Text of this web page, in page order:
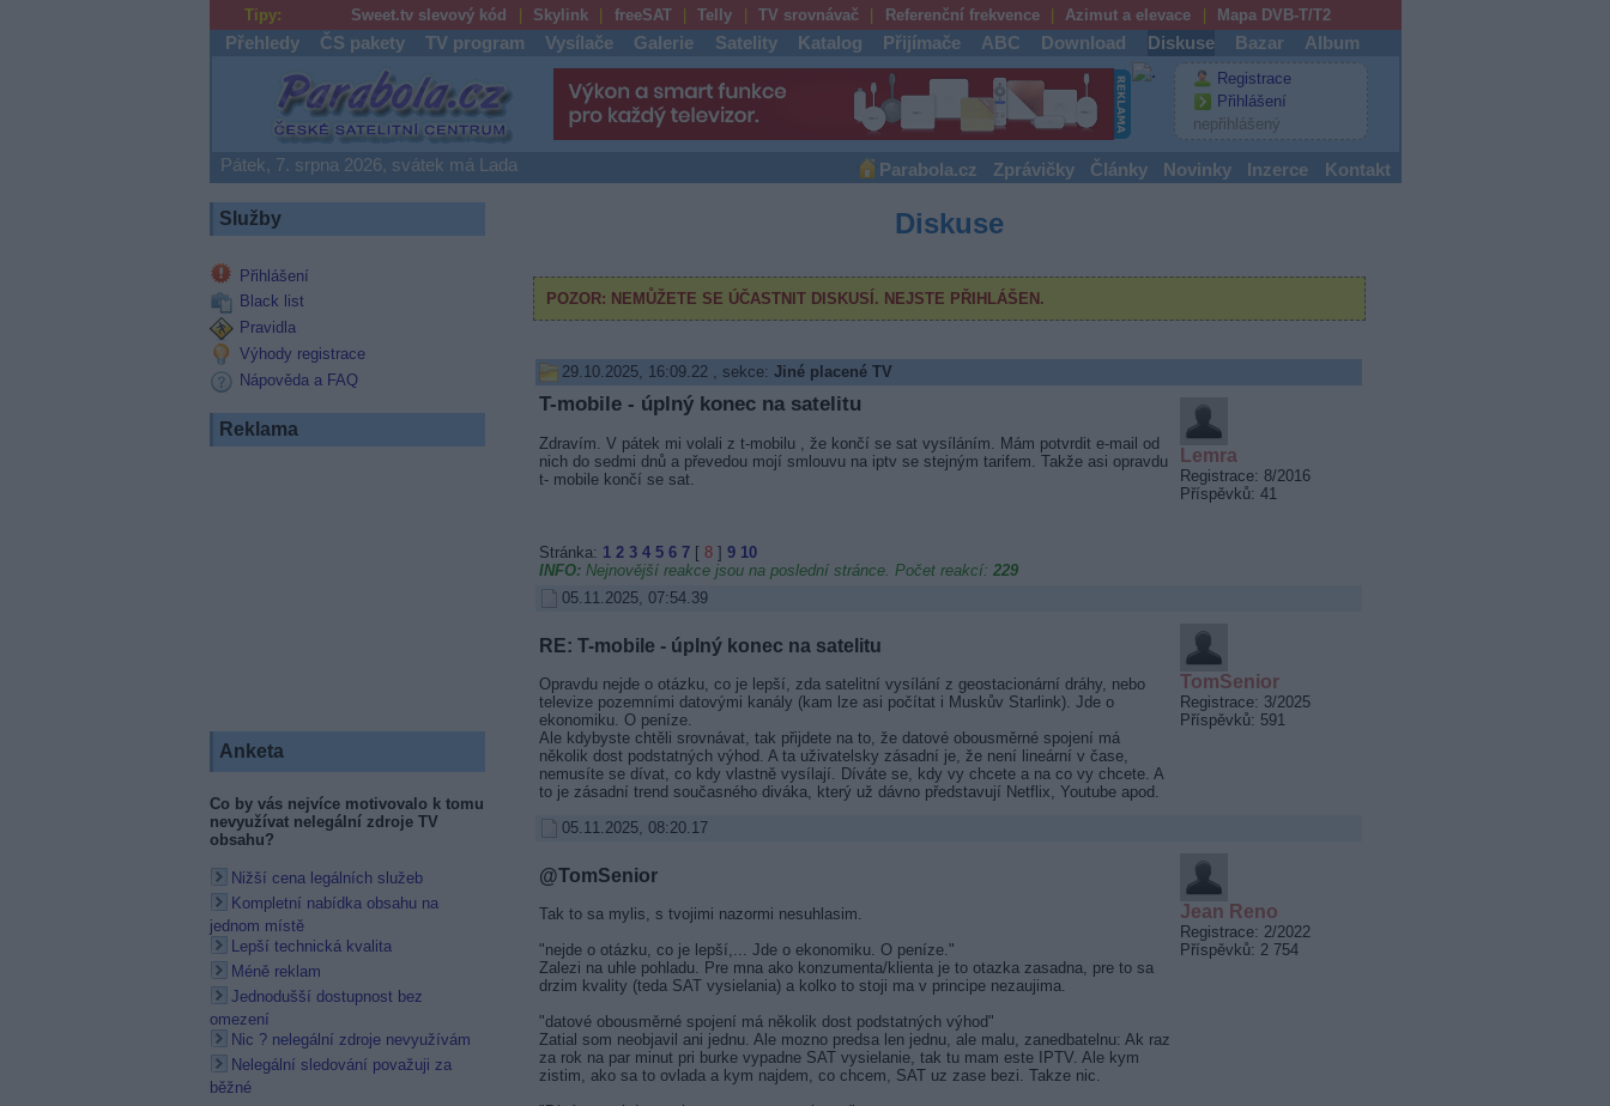
Tipy: Sweet.tv slevový kód Skylink freeSAT Telly TV srovnávač Referenční frekvence Azimut a elevace Mapa DVB-T/T2
Přehledy ČS pakety TV program Vysílače Galerie Satelity Katalog Přijímače ABC Download Diskuse Bazar Album
Parabola.cz
Registrace
Přihlášení
nepřihlášený
Pátek, 7. srpna 2026, svátek má Lada Parabola.cz Zprávičky Články Novinky Inzerce Kontakt
Služby
Přihlášení
Black list
Pravidla
Výhody registrace
Nápověda a FAQ
Reklama
Anketa
Co by vás nejvíce motivovalo k tomu
nevyužívat nelegální zdroje TV
obsahu?
Nižší cena legálních služeb
Kompletní nabídka obsahu na
jednom místě
Lepší technická kvalita
Méně reklam
Jednodušší dostupnost bez
omezení
Nic ? nelegální zdroje nevyužívám
Nelegální sledování považuji za
běžné
Diskuse
29.10.2025, 16:09.22 , sekce: Jiné placené TV
T-mobile - úplný konec na satelitu
Zdravím. V pátek mi volali z t-mobilu , že končí se sat vysíláním. Mám potvrdit e-mail od
nich do sedmi dnů a převedou mojí smlouvu na iptv se stejným tarifem. Takže asi opravdu
t- mobile končí se sat.
Lemra
Registrace: 8/2016
Příspěvků: 41
Stránka: 1 2 3 4 5 6 7 [ 8 ] 9 10
INFO: Nejnovější reakce jsou na poslední stránce. Počet reakcí: 229
05.11.2025, 07:54.39
RE: T-mobile - úplný konec na satelitu
Opravdu nejde o otázku, co je lepší, zda satelitní vysílání z geostacionární dráhy, nebo
televize pozemními datovými kanály (kam lze asi počítat i Muskův Starlink). Jde o
ekonomiku. O peníze.
Ale kdybyste chtěli srovnávat, tak přijdete na to, že datové obousměrné spojení má
několik dost podstatných výhod. A ta uživatelsky zásadní je, že není lineární v čase,
nemusíte se dívat, co kdy vlastně vysílají. Díváte se, kdy vy chcete a na co vy chcete. A
to je zásadní trend současného diváka, který už dávno představují Netflix, Youtube apod.
TomSenior
Registrace: 3/2025
Příspěvků: 591
05.11.2025, 08:20.17
@TomSenior
Tak to sa mylis, s tvojimi nazormi nesuhlasim.
"nejde o otázku, co je lepší,... Jde o ekonomiku. O peníze."
Zalezi na uhle pohladu. Pre mna ako konzumenta/klienta je to otazka zasadna, pre to sa
drzim kvality (teda SAT vysielania) a kolko to stoji ma v principe nezaujima.
"datové obousměrné spojení má několik dost podstatných výhod"
Zatial som neobjavil ani jednu. Ale mozno predsa len jednu, ale malu, zanedbatelnu: Ak raz
za rok na par minut pri burke vypadne SAT vysielanie, tak tu mam este IPTV. Ale kym
zistim, ako sa to ovlada a kym najdem, co chcem, SAT uz zase bezi. Takze nic.
Jean Reno
Registrace: 2/2022
Příspěvků: 2 754